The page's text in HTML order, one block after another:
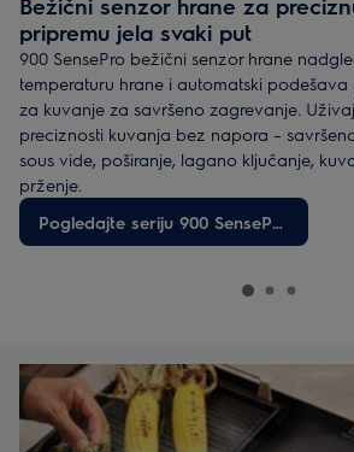
pripremu jela svaki put
900 SensePro bežični senzor hrane
temperaturu hrane i automatski podešava
za kuvanje za savršeno zagrevanje.
preciznosti kuvanja bez napora –
sous vide, poširanje, lagano ključanje,
prženje.